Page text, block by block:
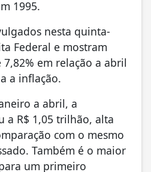
1995.
nesta quinta-
Federal e mostram
em relação a abril
a inflação.
a abril, a
a R$ 1,05 trilhão, alta
com o mesmo
Também é o maior
um primeiro